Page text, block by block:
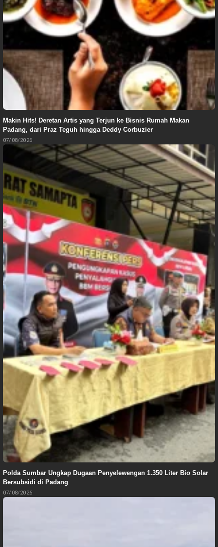
Makin Hits! Deretan Artis yang Terjun ke Bisnis Rumah Makan
Padang, dari Praz Teguh hingga Deddy Corbuzier
07/08/2026
Polda Sumbar Ungkap Dugaan Penyelewengan 1.350 Liter Bio Solar
Bersubsidi di Padang
07/08/2026